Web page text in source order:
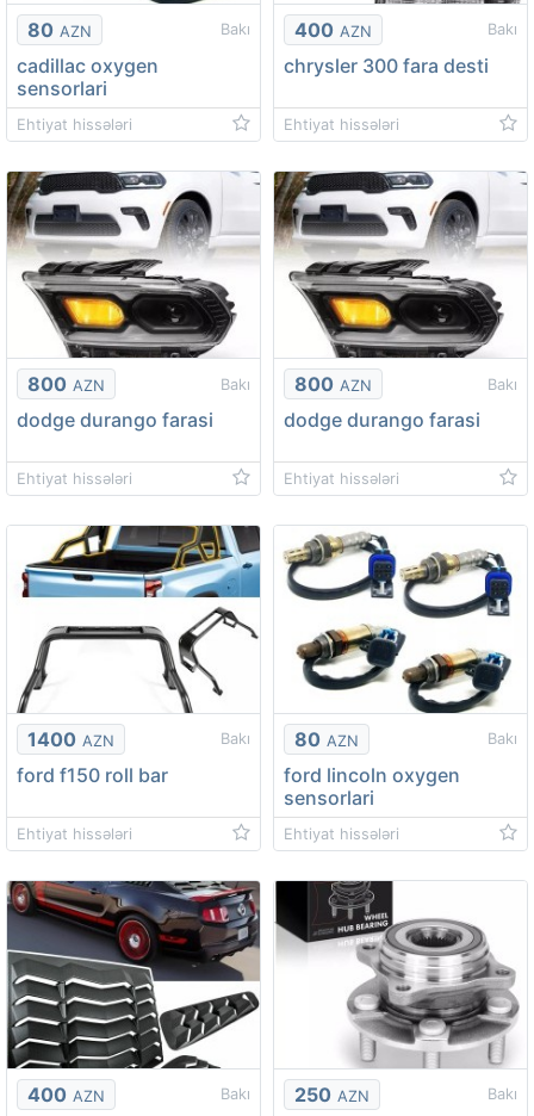
80 AZN Bakı
cadillac oxygen
sensorlari
Ehtiyat hissələri
400 AZN Bakı
chrysler 300 fara desti
Ehtiyat hissələri
800 AZN Bakı
dodge durango farasi
Ehtiyat hissələri
800 AZN Bakı
dodge durango farasi
Ehtiyat hissələri
1400 AZN Bakı
ford f150 roll bar
Ehtiyat hissələri
80 AZN Bakı
ford lincoln oxygen
sensorlari
Ehtiyat hissələri
400 AZN Bakı 250 AZN Bakı